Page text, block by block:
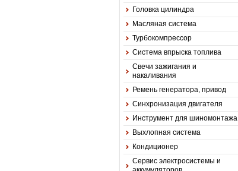
Головка цилиндра
Масляная система
Турбокомпрессор
Система впрыска топлива
Свечи зажигания и
накаливания
Ремень генератора, привод
Синхронизация двигателя
Инструмент для шиномонтажа
Выхлопная система
Кондиционер
Сервис электросистемы и